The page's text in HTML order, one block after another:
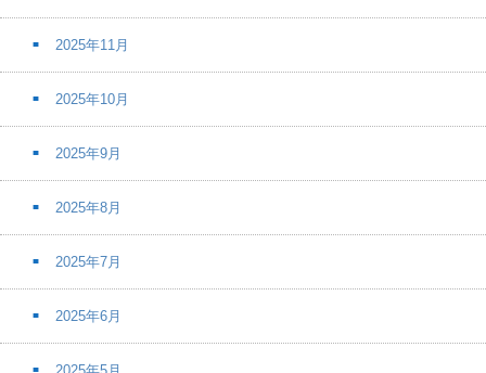
2025年11月
2025年10月
2025年9月
2025年8月
2025年7月
2025年6月